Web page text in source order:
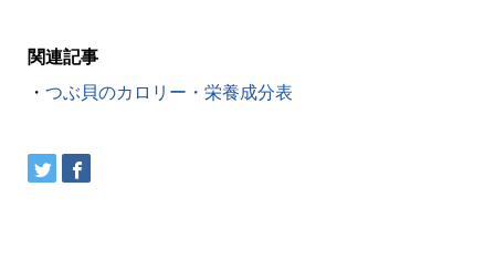
関連記事
・ つぶ貝のカロリー・栄養成分表